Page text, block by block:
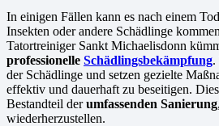
In einigen Fällen kann es nach einem
Insekten oder andere Schädlinge
Tatortreiniger Sankt Michaelisdonn
professionelle Schädlingsbekämpfung.
der Schädlinge und setzen gezielte
effektiv und dauerhaft zu beseitigen.
Bestandteil derumfassenden Sanierung
wiederherzustellen.